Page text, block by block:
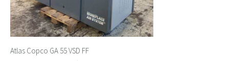
Atlas Copco GA 55 VSD FF